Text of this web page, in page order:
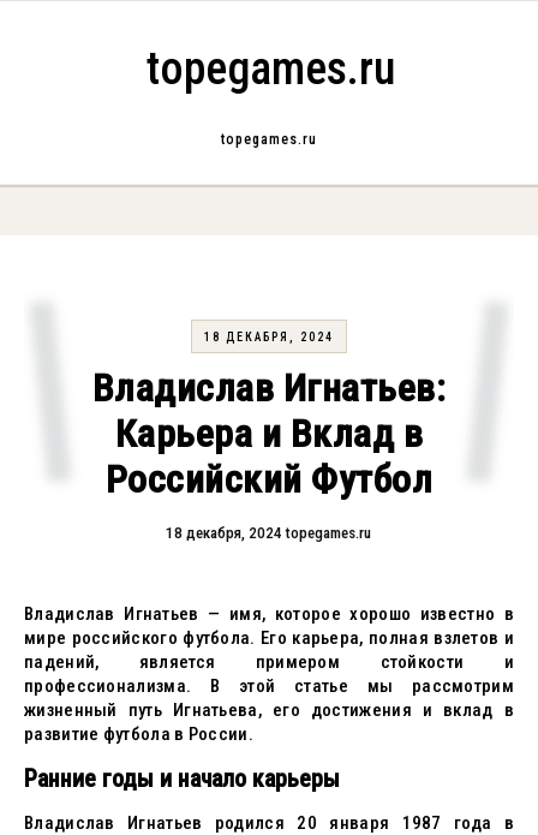
topegames.ru
topegames.ru
18 ДЕКАБРЯ, 2024
Владислав Игнатьев:
Карьера и Вклад в
Российский Футбол
18 декабря, 2024 topegames.ru
Владислав Игнатьев — имя, которое хорошо известно в
мире российского футбола. Его карьера, полная взлетов и
падений, является примером стойкости и
профессионализма. В этой статье мы рассмотрим
жизненный путь Игнатьева, его достижения и вклад в
развитие футбола в России.
Ранние годы и начало карьеры
Владислав Игнатьев родился 20 января 1987 года в